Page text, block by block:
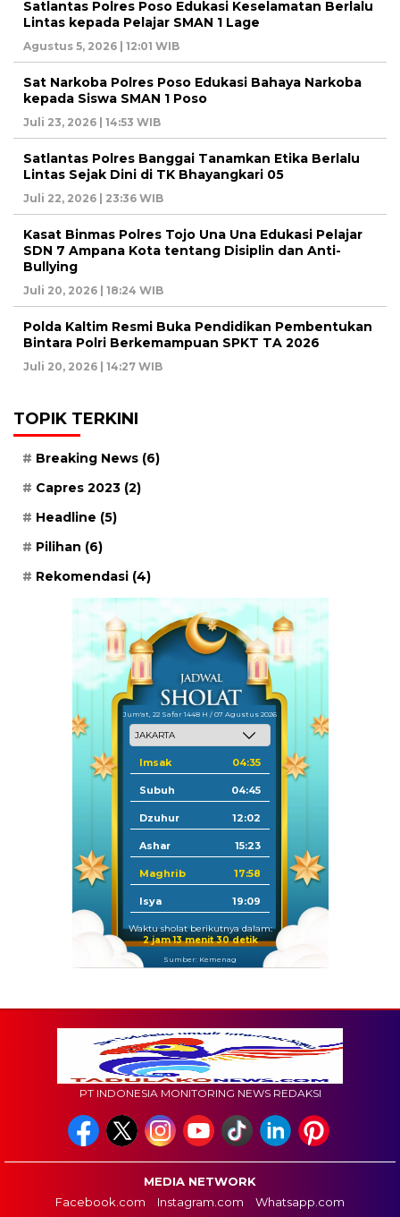
Satlantas Polres Poso Edukasi Keselamatan Berlalu
Lintas kepada Pelajar SMAN 1 Lage
Agustus 5, 2026 | 12:01 WIB
Sat Narkoba Polres Poso Edukasi Bahaya Narkoba
kepada Siswa SMAN 1 Poso
Juli 23, 2026 | 14:53 WIB
Satlantas Polres Banggai Tanamkan Etika Berlalu
Lintas Sejak Dini di TK Bhayangkari 05
Juli 22, 2026 | 23:36 WIB
Kasat Binmas Polres Tojo Una Una Edukasi Pelajar
SDN 7 Ampana Kota tentang Disiplin dan Anti-
Bullying
Juli 20, 2026 | 18:24 WIB
Polda Kaltim Resmi Buka Pendidikan Pembentukan
Bintara Polri Berkemampuan SPKT TA 2026
Juli 20, 2026 | 14:27 WIB
TOPIK TERKINI
Breaking News (6)
Capres 2023 (2)
Headline (5)
Pilihan (6)
Rekomendasi (4)
Jum'at, 22 Safar 1448 H / 07 Agustus 2026
Imsak 04:35
Subuh 04:45
Dzuhur 12:02
Ashar 15:23
Maghrib 17:58
Isya 19:09
Waktu sholat berikutnya dalam:
2 jam 13 menit 30 detik
Sumber: Kemenag
PT INDONESIA MONITORING NEWS REDAKSI
MEDIA NETWORK
Facebook.com
Instagram.com
Whatsapp.com